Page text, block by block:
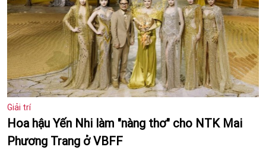
Giải trí
Hoa hậu Yến Nhi làm "nàng thơ" cho NTK Mai
Phương Trang ở VBFF